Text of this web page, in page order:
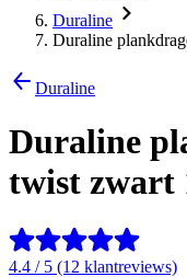
Duraline
Duraline
Duraline
Duraline
twist zwart
4.4 / 5 (12 klantreviews)